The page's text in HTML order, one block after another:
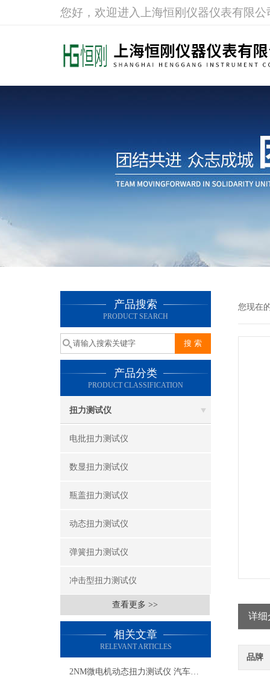
您好，欢迎进入上海恒刚仪器仪表有限公
产品搜索
PRODUCT SEARCH
产品分类
PRODUCT CLASSIFICATION
扭力测试仪
电批扭力测试仪
数显扭力测试仪
瓶盖扭力测试仪
动态扭力测试仪
弹簧扭力测试仪
冲击型扭力测试仪
查看更多 >>
相关文章
RELEVANT ARTICLES
2NM微电机动态扭力测试仪 汽车雨刮器微电机扭力测试仪
您现在
详细
品牌